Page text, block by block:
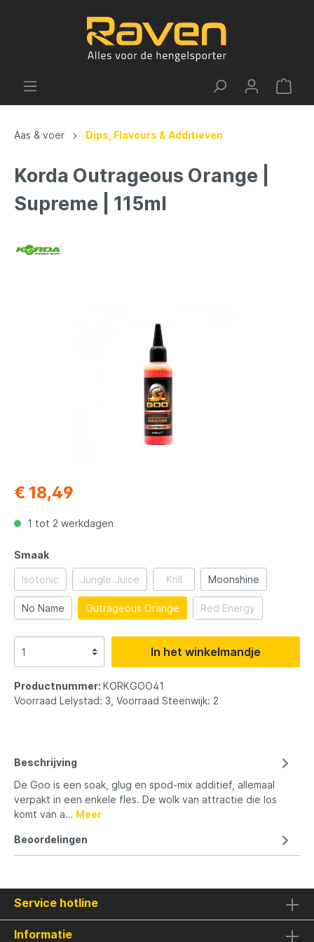
Aas & voer Dips, Flavours & Additieven
Korda Outrageous Orange |
Supreme | 115ml
€ 18,49
1 tot 2 werkdagen
Smaak
Isotonic Jungle Juice Krill Moonshine
No Name Outrageous Orange Red Energy
In het winkelmandje
Productnummer: KORKGOO41
Voorraad Lelystad: 3, Voorraad Steenwijk: 2
Beschrijving
De Goo is een soak, glug en spod-mix additief, allemaal
verpakt in een enkele fles. De wolk van attractie die los
komt van a… Meer
Beoordelingen
Service hotline
Informatie